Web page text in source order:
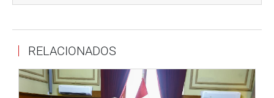
la policía acciona en el tráfico ilícito de drogas. “Esto es
La citada comisión, presidida por el
congresista Joaquín Dipas Huamán (FP), contó también
con la participación del director general de la Policía
Nacional del Perú, Gral. Richard Zubiate Talledo, entre
RELACIONADOS